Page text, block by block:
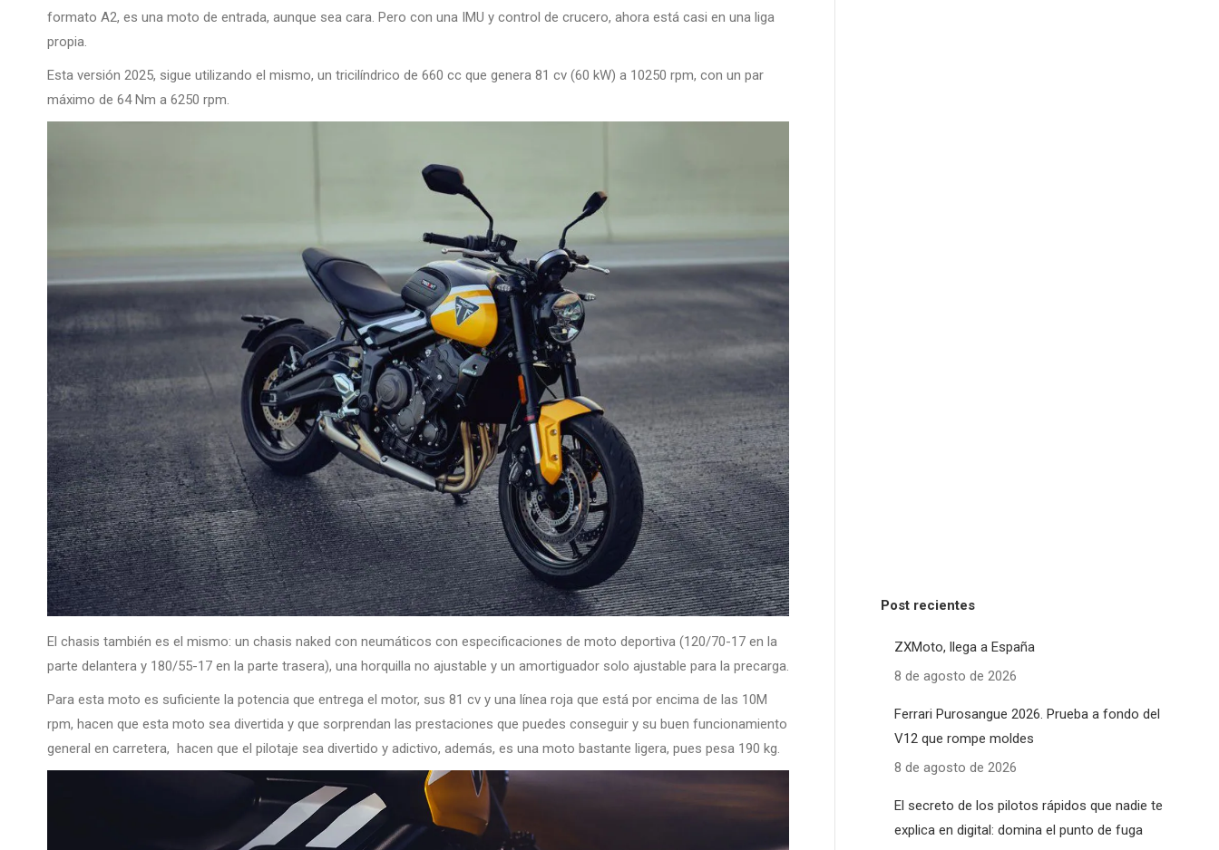
formato A2, es una moto de entrada, aunque sea cara. Pero con una IMU y control de crucero, ahora está casi en una liga
propia.
Esta versión 2025, sigue utilizando el mismo, un tricilíndrico de 660 cc que genera 81 cv (60 kW) a 10250 rpm, con un par
máximo de 64 Nm a 6250 rpm.
El chasis también es el mismo: un chasis naked con neumáticos con especificaciones de moto deportiva (120/70-17 en la
parte delantera y 180/55-17 en la parte trasera), una horquilla no ajustable y un amortiguador solo ajustable para la precarga.
Para esta moto es suficiente la potencia que entrega el motor, sus 81 cv y una línea roja que está por encima de las 10M
rpm, hacen que esta moto sea divertida y que sorprendan las prestaciones que puedes conseguir y su buen funcionamiento
general en carretera, hacen que el pilotaje sea divertido y adictivo, además, es una moto bastante ligera, pues pesa 190 kg.
Post recientes
ZXMoto, llega a España
8 de agosto de 2026
Ferrari Purosangue 2026. Prueba a fondo del
V12 que rompe moldes
8 de agosto de 2026
El secreto de los pilotos rápidos que nadie te
explica en digital: domina el punto de fuga